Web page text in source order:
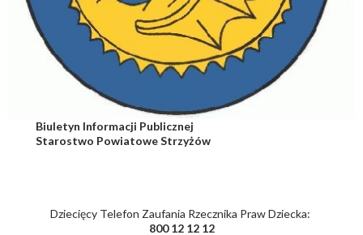
Biuletyn Informacji Publicznej
Starostwo Powiatowe Strzyżów
Dziecięcy Telefon Zaufania Rzecznika Praw Dziecka:
800 12 12 12